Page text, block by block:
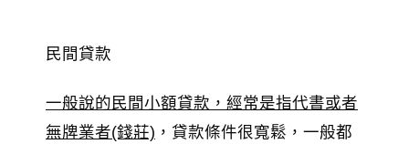
民間貸款
一般說的民間小額貸款，經常是指代書或者
無牌業者(錢莊) ，貸款條件很寬鬆，一般都